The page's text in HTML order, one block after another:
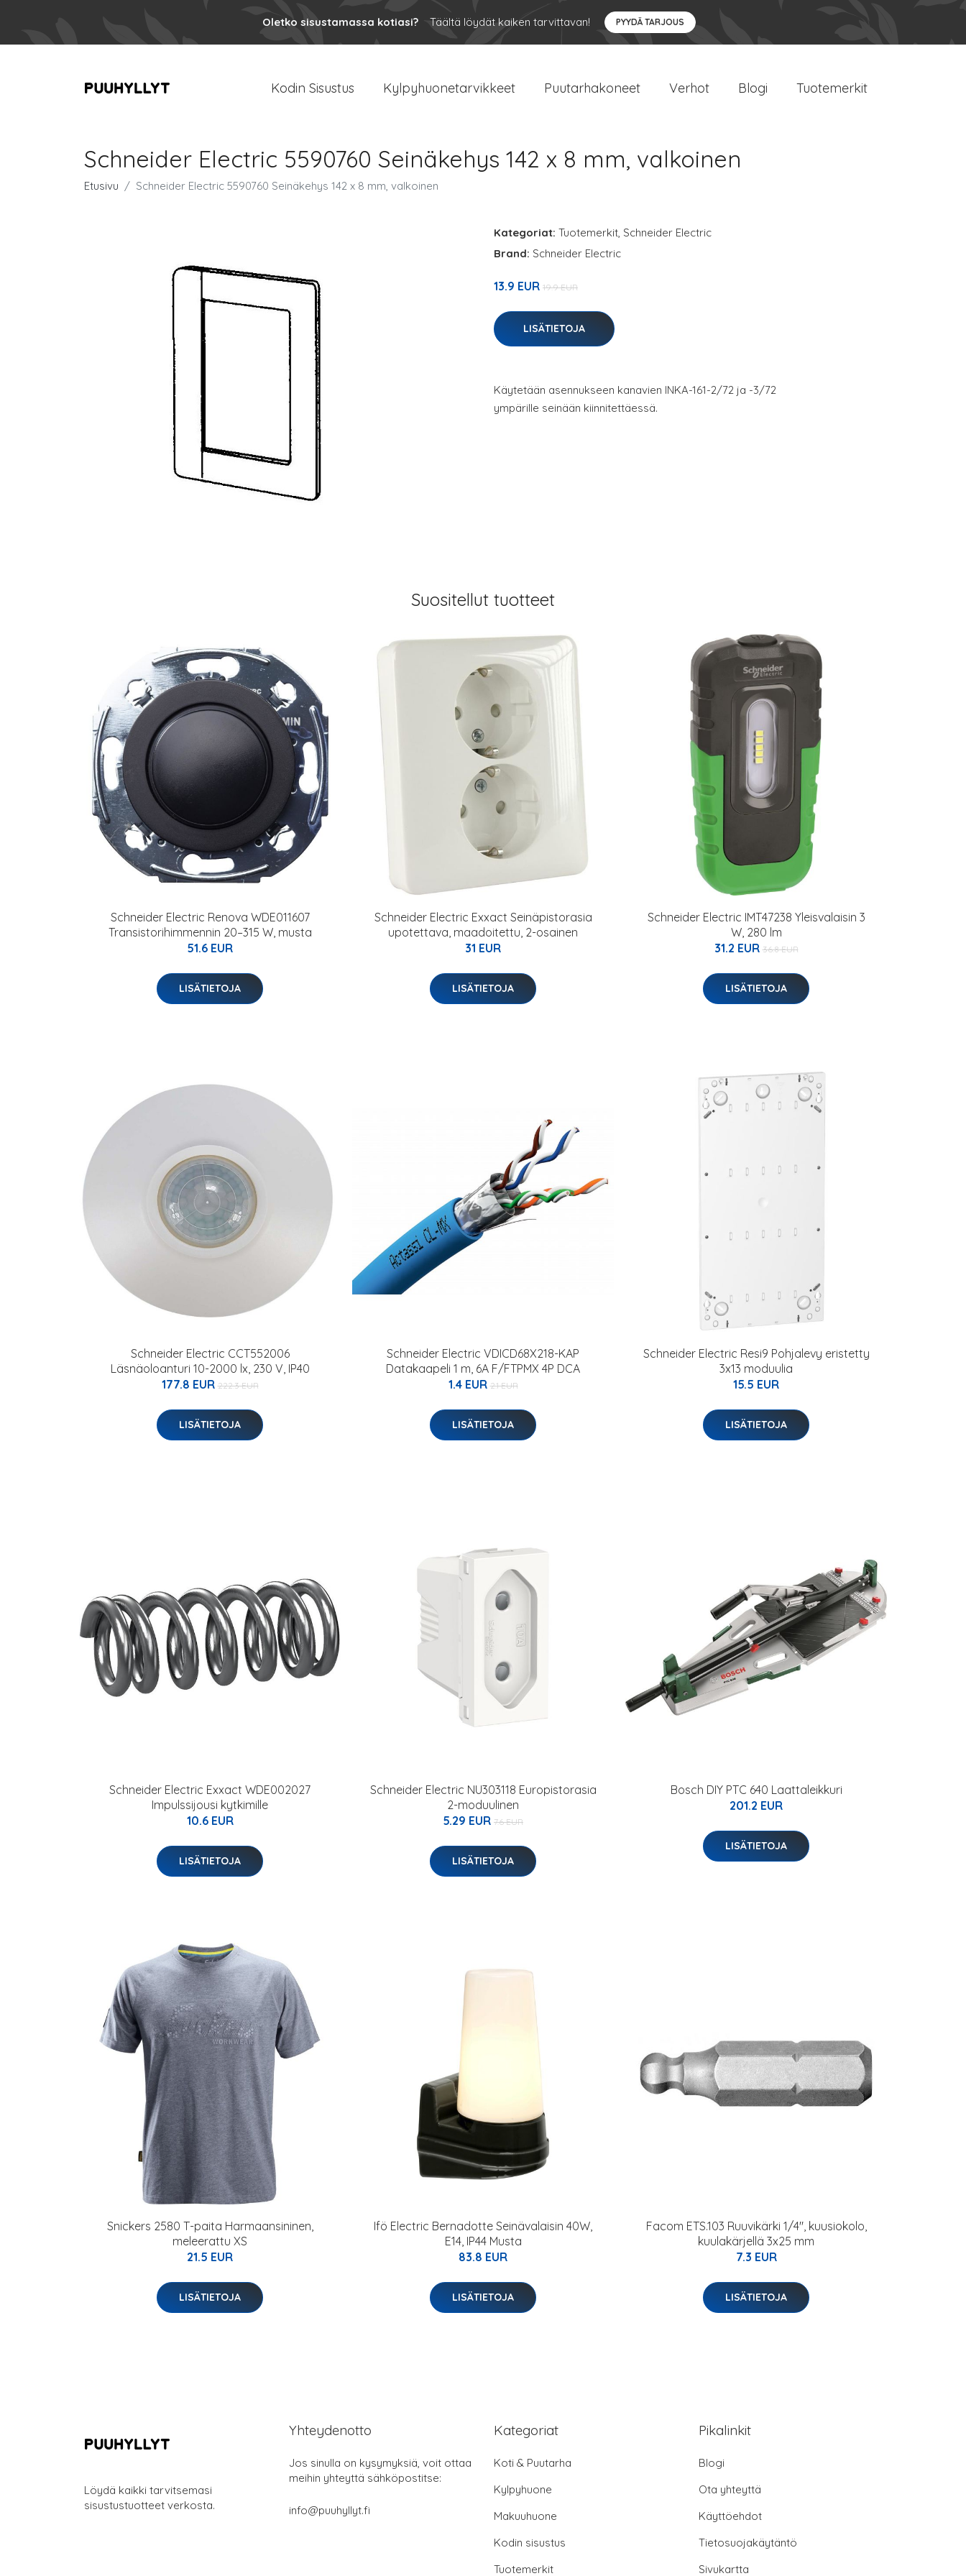
Oletko sisustamassa kotiasi? Täältä löydät kaiken tarvittavan! PYYDÄ TARJOUS
Kodin Sisustus Kylpyhuonetarvikkeet Puutarhakoneet Verhot Blogi Tuotemerkit
Schneider Electric 5590760 Seinäkehys 142 x 8 mm, valkoinen
Etusivu Schneider Electric 5590760 Seinäkehys 142 x 8 mm, valkoinen
Kategoriat: Tuotemerkit, Schneider Electric
Brand: Schneider Electric
13.9 EUR 19.9 EUR
LISÄTIETOJA
Käytetään asennukseen kanavien INKA-161-2/72 ja -3/72
ympärille seinään kiinnitettäessä.
Suositellut tuotteet
Schneider Electric Renova WDE011607
Transistorihimmennin 20–315 W, musta
51.6 EUR
LISÄTIETOJA
Schneider Electric Exxact Seinäpistorasia
upotettava, maadoitettu, 2-osainen
31 EUR
LISÄTIETOJA
Schneider Electric IMT47238 Yleisvalaisin 3
W, 280 lm
31.2 EUR 36.8 EUR
LISÄTIETOJA
Schneider Electric CCT552006
Läsnäoloanturi 10-2000 lx, 230 V, IP40
177.8 EUR 222.3 EUR
LISÄTIETOJA
Schneider Electric VDICD68X218-KAP
Datakaapeli 1 m, 6A F/FTPMX 4P DCA
1.4 EUR 2.1 EUR
LISÄTIETOJA
Schneider Electric Resi9 Pohjalevy eristetty
3x13 moduulia
15.5 EUR
LISÄTIETOJA
Schneider Electric Exxact WDE002027
Impulssijousi kytkimille
10.6 EUR
LISÄTIETOJA
Schneider Electric NU303118 Europistorasia
2-moduulinen
5.29 EUR 7.6 EUR
LISÄTIETOJA
Bosch DIY PTC 640 Laattaleikkuri
201.2 EUR
LISÄTIETOJA
Snickers 2580 T-paita Harmaansininen,
meleerattu XS
21.5 EUR
LISÄTIETOJA
Ifö Electric Bernadotte Seinävalaisin 40W,
E14, IP44 Musta
83.8 EUR
LISÄTIETOJA
Facom ETS.103 Ruuvikärki 1/4", kuusiokolo,
kuulakärjellä 3x25 mm
7.3 EUR
LISÄTIETOJA
Löydä kaikki tarvitsemasi
sisustustuotteet verkosta.
Yhteydenotto
Jos sinulla on kysymyksiä, voit ottaa
meihin yhteyttä sähköpostitse:
info@puuhyllyt.fi
Kategoriat
Koti & Puutarha
Kylpyhuone
Makuuhuone
Kodin sisustus
Tuotemerkit
Pikalinkit
Blogi
Ota yhteyttä
Käyttöehdot
Tietosuojakäytäntö
Sivukartta